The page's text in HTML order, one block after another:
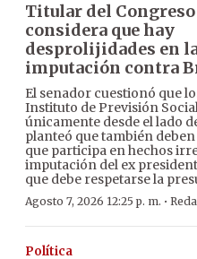
Titular del Congreso
considera que hay
desprolijidades en
imputación contra
El senador cuestionó que
Instituto de Previsión
únicamente desde el lado
planteó que también
que participa en hechos
imputación del ex
que debe respetarse la
Agosto 7, 2026 12:25 p. m. ·
Política